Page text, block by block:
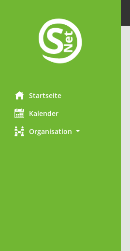
Startseite
Kalender
Organisation